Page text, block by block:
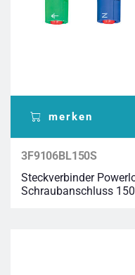
merken
3F9106BL150S
Steckverbinder
Schraubanschluss